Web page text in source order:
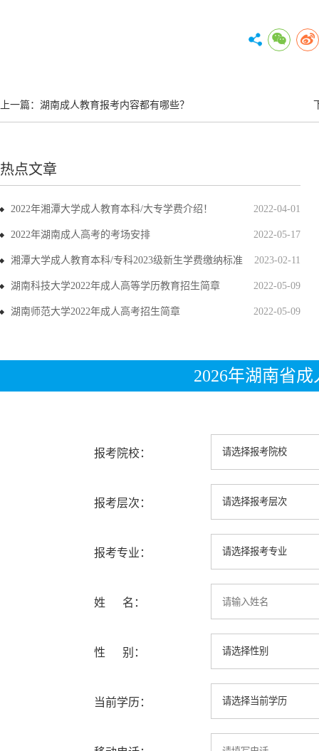
上一篇： 湖南成人教育报考内容都有哪些？
热点文章
2022-04-01
2022年湘潭大学成人教育本科/大专学费介绍！
2022-05-17
2022年湖南成人高考的考场安排
2023-02-11
湘潭大学成人教育本科/专科2023级新生学费缴纳标准
2022-05-09
湖南科技大学2022年成人高等学历教育招生简章
2022-05-09
湖南师范大学2022年成人高考招生简章
2026年湖南省
报考院校：
报考层次：
报考专业：
姓 名：
性 别：
当前学历：